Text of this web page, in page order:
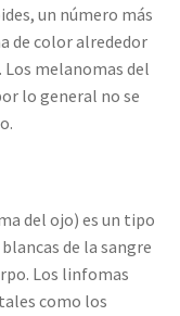
un número más
de color alrededor
melanomas del
lo general no se
del ojo) es un tipo
de la sangre
Los linfomas
como los